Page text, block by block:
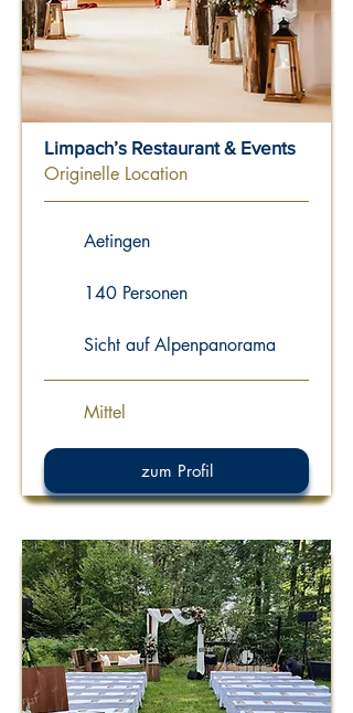
Limpach’s Restaurant & Events
Originelle Location
Aetingen
140 Personen
Sicht auf Alpenpanorama
Mittel
zum Profil